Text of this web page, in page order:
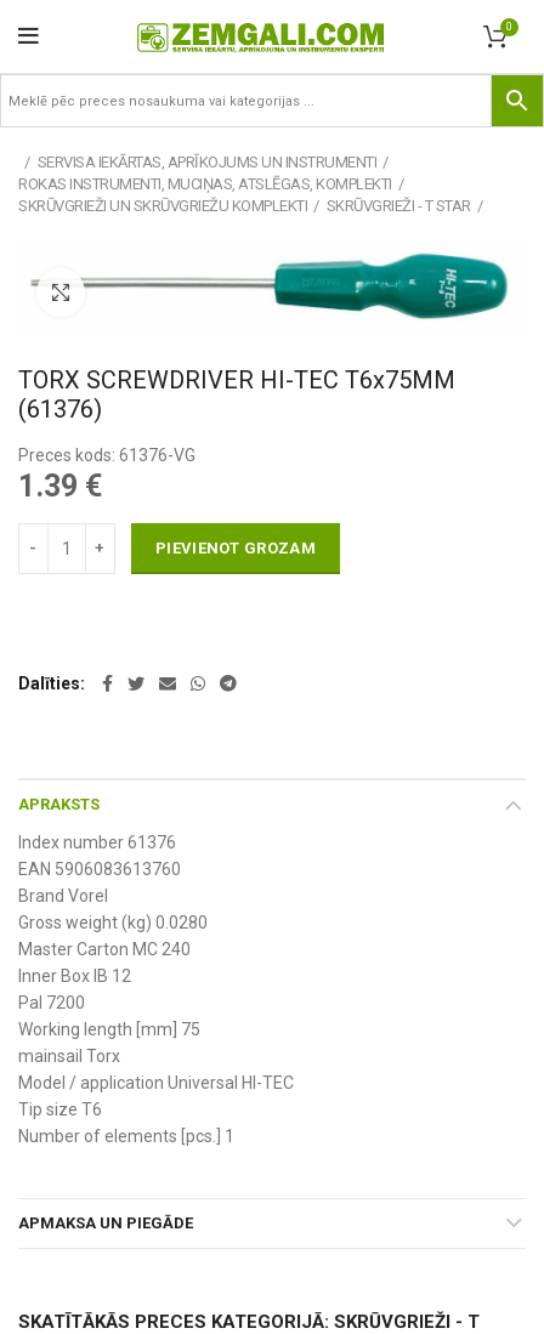
0
SERVISA IEKĀRTAS, APRĪKOJUMS UN INSTRUMENTI
ROKAS INSTRUMENTI, MUCIŅAS, ATSLĒGAS, KOMPLEKTI
SKRŪVGRIEŽI UN SKRŪVGRIEŽU KOMPLEKTI
SKRŪVGRIEŽI - T STAR
Pietuvināt
TORX SCREWDRIVER HI-TEC T6x75MM
(61376)
Preces kods: 61376-VG
1.39 €
PIEVIENOT GROZAM
Dalīties
APRAKSTS
Index number 61376
EAN 5906083613760
Brand Vorel
Gross weight (kg) 0.0280
Master Carton MC 240
Inner Box IB 12
Pal 7200
Working length [mm] 75
mainsail Torx
Model / application Universal HI-TEC
Tip size T6
Number of elements [pcs.] 1
APMAKSA UN PIEGĀDE
SKATĪTĀKĀS PRECES KATEGORIJĀ: SKRŪVGRIEŽI - T